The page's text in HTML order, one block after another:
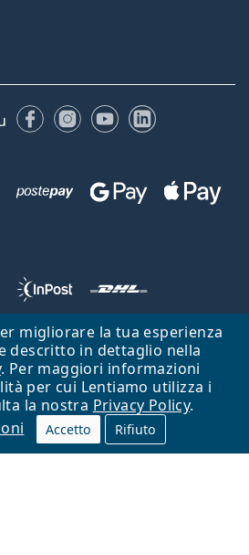
migliorare la tua esperienza
descritto in dettaglio nella
. Per maggiori informazioni
per cui Lentiamo utilizza i
la nostra Privacy Policy.
Accetto Rifiuto
FacebookInstagram
YouTubeLinkedIn
12, 37833 Nová Bystřice, Repubblica Ceca.
Partita IVA: CZ26104784
Page
Vai all'inizio
di Lentiamo s.r.o., che ne detiene la
Online - per te - da 18 anni!